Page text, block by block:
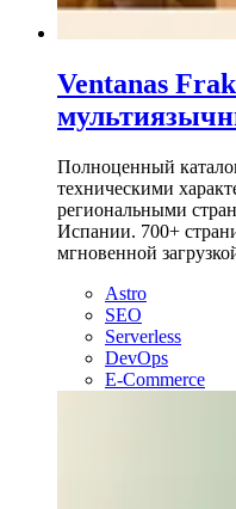
Ventanas
Полноценный
техническими
региональными
Испании. 700+
мгновенной
Astro
SEO
Serverless
DevOps
E-Commerce